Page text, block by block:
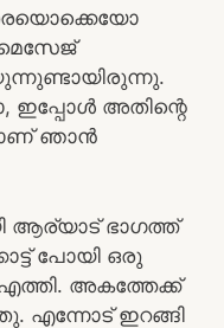
അതിന്റെ
ഞാൻ
ആര്യാട് ഭാഗത്ത്
പോയി ഒരു
എത്തി. അകത്തേക്ക്
എന്നോട് ഇറങ്ങി